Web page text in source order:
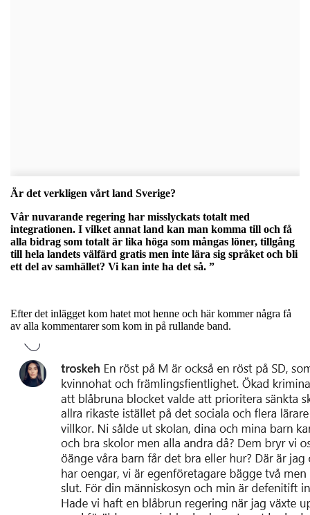
Är det verkligen vårt land Sverige?
Vår nuvarande regering har misslyckats totalt med
integrationen. I vilket annat land kan man komma till och få
alla bidrag som totalt är lika höga som mångas löner, tillgång
till hela landets välfärd gratis men inte lära sig språket och bli
ett del av samhället? Vi kan inte ha det så. ”
Efter det inlägget kom hatet mot henne och här kommer några få
av alla kommentarer som kom in på rullande band.